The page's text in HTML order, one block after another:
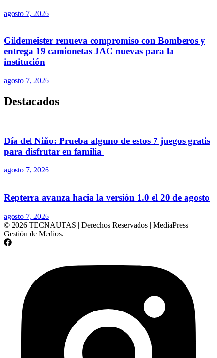
agosto 7, 2026
Gildemeister renueva compromiso con Bomberos y
entrega 19 camionetas JAC nuevas para la
institución
agosto 7, 2026
Destacados
Día del Niño: Prueba alguno de estos 7 juegos gratis
para disfrutar en familia
agosto 7, 2026
Repterra avanza hacia la versión 1.0 el 20 de agosto
agosto 7, 2026
© 2026 TECNAUTAS | Derechos Reservados | MediaPress
Gestión de Medios.